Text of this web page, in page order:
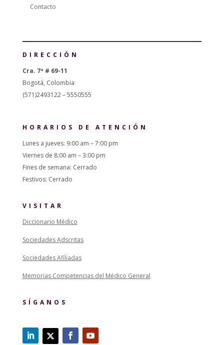
Contacto
DIRECCIÓN
Cra. 7ª # 69-11
Bogotá, Colombia
(571)2493122 – 5550555
HORARIOS DE ATENCIÓN
Lunes a jueves: 9:00 am – 7:00 pm
Viernes de 8:00 am – 3:00 pm
Fines de semana: Cerrado
Festivos: Cerrado
VISITAR
Diccionario Médico
Sociedades Adscritas
Sociedades Afiliadas
Memorias Competencias del Médico General
SÍGANOS